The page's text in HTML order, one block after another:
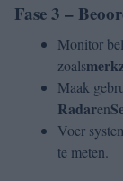
Fase 3 –
Monitor
zoals
Maak
Radaren
Voer
te meten.